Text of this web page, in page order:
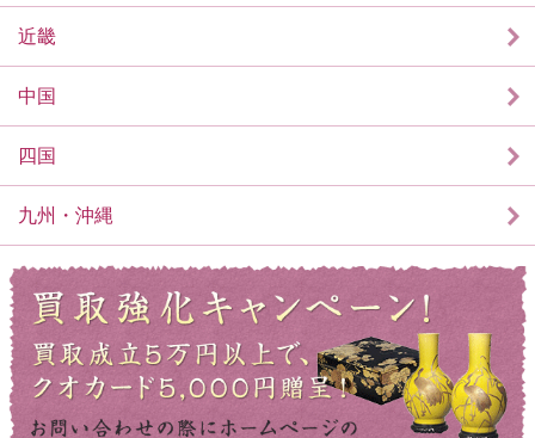
近畿
中国
四国
九州・沖縄